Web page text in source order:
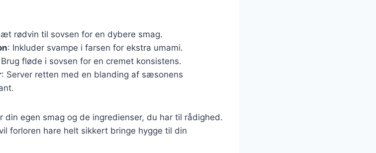
rødvin til sovsen for en dybere smag.
: Inkluder svampe i farsen for ekstra umami.
fløde i sovsen for en cremet konsistens.
: Server retten med en blanding af sæsonens
din egen smag og de ingredienser, du har til rådighed.
forloren hare helt sikkert bringe hygge til din